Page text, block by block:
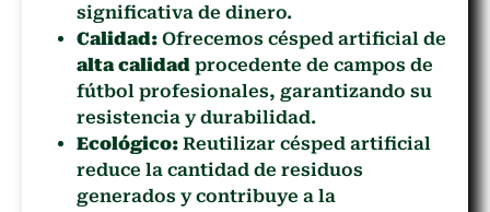
significativa de dinero.
Calidad: Ofrecemos césped artificial de
alta calidad procedente de campos de
fútbol profesionales, garantizando su
resistencia y durabilidad.
Ecológico: Reutilizar césped artificial
reduce la cantidad de residuos
generados y contribuye a la